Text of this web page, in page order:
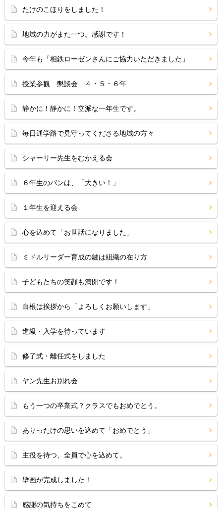
たけのこほりをしました！
地域の力がまた一つ。感謝です！
今年も「相鉄ローゼンさんにご協力いただきました」
授業参観 懇談会 ４・５・６年
静かに！静かに！立派な一年生です。
毎日通学路で見守ってくださる地域の方々
シャーリー先生をむかえる会
６年生のパンは、「大きい！」
１年生を迎える会
心を込めて「お世話になりました」
ミドルリーダー育成の鍵は組織の在り方
子どもたちの笑顔も満開です！
白根は挨拶から「よろしくお願いします」
進級・入学を待っています
修了式・離任式をしました
ヤン先生お別れ会
もう一つの卒業式？クラスでもおめでとう。
ありったけの思いを込めて「おめでとう」
主役を待つ、全員で心を込めて。
壁画が完成しました！
感謝の気持ちをこめて